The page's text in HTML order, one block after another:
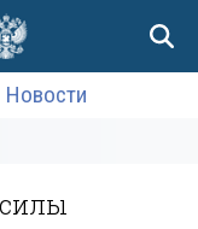
Новости